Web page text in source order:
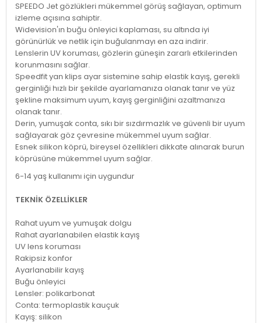
SPEEDO Jet gözlükleri mükemmel görüş sağlayan, optimum
izleme açısına sahiptir.
Widevision'ın buğu önleyici kaplaması, su altında iyi
görünürlük ve netlik için buğulanmayı en aza indirir.
Lenslerin UV koruması, gözlerin güneşin zararlı etkilerinden
korunmasını sağlar.
Speedfit yan klips ayar sistemine sahip elastik kayış, gerekli
gerginliği hızlı bir şekilde ayarlamanıza olanak tanır ve yüz
şekline maksimum uyum, kayış gerginliğini azaltmanıza
olanak tanır.
Derin, yumuşak conta, sıkı bir sızdırmazlık ve güvenli bir uyum
sağlayarak göz çevresine mükemmel uyum sağlar.
Esnek silikon köprü, bireysel özellikleri dikkate alınarak burun
köprüsüne mükemmel uyum sağlar.
6-14 yaş kullanımı için uygundur
TEKNİK ÖZELLİKLER
Rahat uyum ve yumuşak dolgu
Rahat ayarlanabilen elastik kayış
UV lens koruması
Rakipsiz konfor
Ayarlanabilir kayış
Buğu önleyici
Lensler: polikarbonat
Conta: termoplastik kauçuk
Kayış: silikon